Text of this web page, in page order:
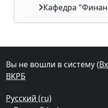
Кафедра
Вы не вошли в систему (
ВКРБ
Русский ‎(ru)‎